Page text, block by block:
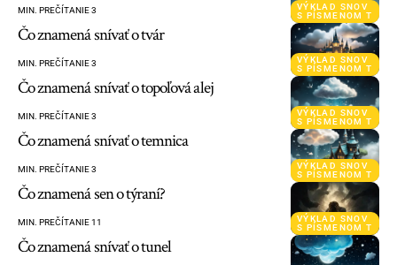
VÝKLAD SNOV
S PÍSMENOM T
MIN. PREČÍTANIE 3
VÝKLAD SNOV
S PÍSMENOM T
Čo znamená snívať o tvár
MIN. PREČÍTANIE 3
VÝKLAD SNOV
S PÍSMENOM T
Čo znamená snívať o topoľová alej
MIN. PREČÍTANIE 3
VÝKLAD SNOV
S PÍSMENOM T
Čo znamená snívať o temnica
MIN. PREČÍTANIE 3
VÝKLAD SNOV
S PÍSMENOM T
Čo znamená sen o týraní?
MIN. PREČÍTANIE 11
Čo znamená snívať o tunel